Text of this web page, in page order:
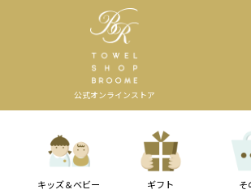
公式オンラインストア
キッズ＆ベビー ギフト そ